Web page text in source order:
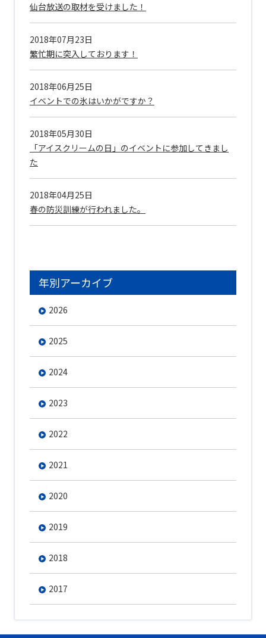
仙台放送の取材を受けました！
2018年07月23日
繁忙期に突入しております！
2018年06月25日
イベントでの氷はいかがですか？
2018年05月30日
「アイスクリームの日」のイベントに参加してきまし
た
2018年04月25日
春の防災訓練が行われました。
年別アーカイブ
2026
2025
2024
2023
2022
2021
2020
2019
2018
2017